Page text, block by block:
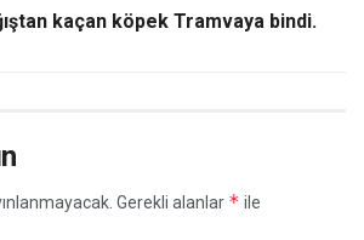
kaçan köpek Tramvaya bindi.
Gerekli alanlar * ile